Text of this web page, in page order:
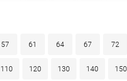
57 61 64 67 72
110 120 130 140 150